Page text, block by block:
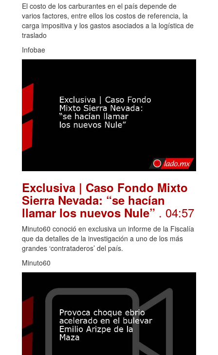
El costo de los carburantes en el país depende de
varios factores, entre ellos los costos de referencia, la
carga impositiva y los gastos asociados a la logística de
traslado
Infobae
Exclusiva | Caso Fondo Mixto
Sierra Nevada: “se hacían
llamar los nuevos Nule” . 04:57
Minuto60 conoció en exclusiva un informe de la Fiscalía
que da detalles de la investigación a uno de los más
grandes ‘contrataderos’ del país.
Minuto60